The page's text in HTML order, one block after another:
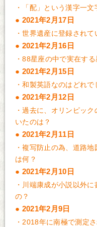
・ 「配」という漢字一文
2021年2月17日
・世界遺産に登録されて
2021年2月16日
・88星座の中で実在する
2021年2月15日
・和製英語なのはどれで
2021年2月12日
・過去に、オリンピック
いたのは？
2021年2月11日
・複写防止の為、道路地
は何？
2021年2月10日
・ 川端康成が小説以外
の？
2021年2月9日
・2018年に南極で測定